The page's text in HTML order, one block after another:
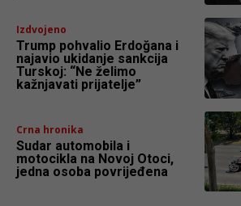
Izdvojeno
Trump pohvalio Erdoğana i
najavio ukidanje sankcija
Turskoj: “Ne želimo
kažnjavati prijatelje”
Crna hronika
Sudar automobila i
motocikla na Novoj Otoci,
jedna osoba povrijeđena